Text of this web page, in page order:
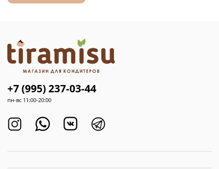
+7 (995) 237-03-44
пн-вс 11:00-20:00